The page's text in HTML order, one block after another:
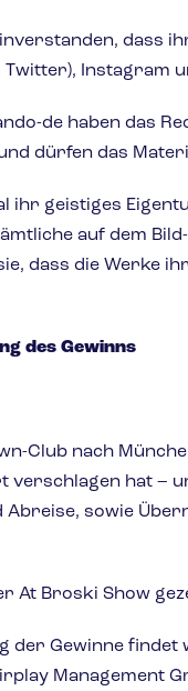
dass
Twitter),
de haben das
dürfen das
ihr geistiges
auf dem
dass die Werke
des Gewinns
Club nach
hat –
sowie
At Broski Show
der Gewinne
Management